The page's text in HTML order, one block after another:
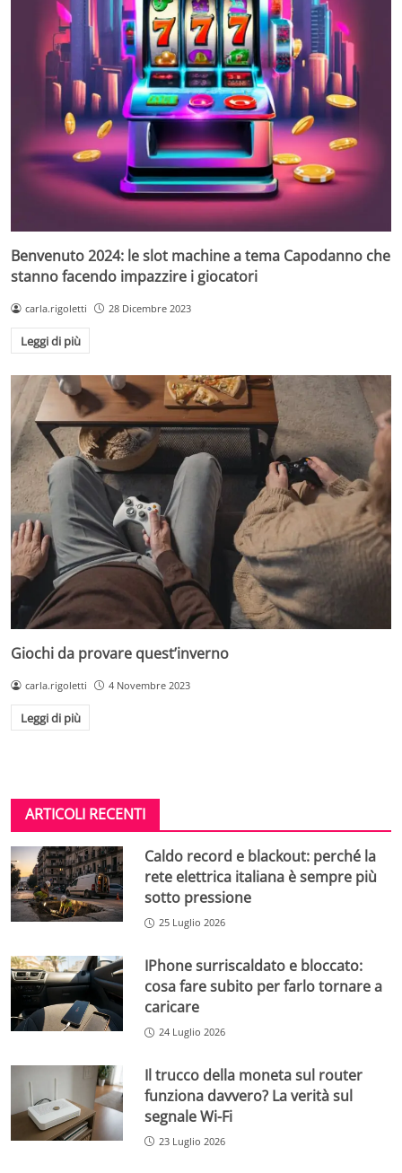
Benvenuto 2024: le slot machine a tema Capodanno che
stanno facendo impazzire i giocatori
carla.rigoletti 28 Dicembre 2023
Leggi di più
Giochi da provare quest’inverno
carla.rigoletti 4 Novembre 2023
Leggi di più
ARTICOLI RECENTI
Caldo record e blackout: perché la
rete elettrica italiana è sempre più
sotto pressione
25 Luglio 2026
IPhone surriscaldato e bloccato:
cosa fare subito per farlo tornare a
caricare
24 Luglio 2026
Il trucco della moneta sul router
funziona davvero? La verità sul
segnale Wi-Fi
23 Luglio 2026